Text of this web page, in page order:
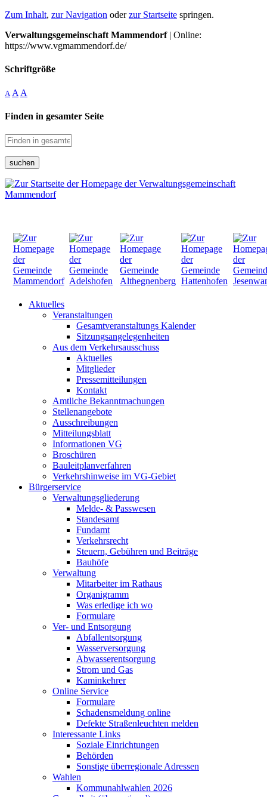
Zum Inhalt, zur Navigation oderzur Startseite springen.
Verwaltungsgemeinschaft Mammendorf| Online:
https://www.vgmammendorf.de/
Schriftgröße
A A A
Finden in gesamter Seite
suchen
Aktuelles
Veranstaltungen
Gesamtveranstaltungs Kalender
Sitzungsangelegenheiten
Aus dem Verkehrsausschuss
Aktuelles
Mitglieder
Pressemitteilungen
Kontakt
Amtliche Bekanntmachungen
Stellenangebote
Ausschreibungen
Mitteilungsblatt
Informationen VG
Broschüren
Bauleitplanverfahren
Verkehrshinweise im VG-Gebiet
Bürgerservice
Verwaltungsgliederung
Melde- & Passwesen
Standesamt
Fundamt
Verkehrsrecht
Steuern, Gebühren und Beiträge
Bauhöfe
Verwaltung
Mitarbeiter im Rathaus
Organigramm
Was erledige ich wo
Formulare
Ver- und Entsorgung
Abfallentsorgung
Wasserversorgung
Abwasserentsorgung
Strom und Gas
Kaminkehrer
Online Service
Formulare
Schadensmeldung online
Defekte Straßenleuchten melden
Interessante Links
Soziale Einrichtungen
Behörden
Sonstige überregionale Adressen
Wahlen
Kommunahlwahlen 2026